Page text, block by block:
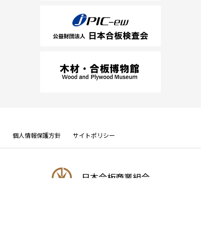
日本合板商業組合
個人情報保護方針 サイトポリシー